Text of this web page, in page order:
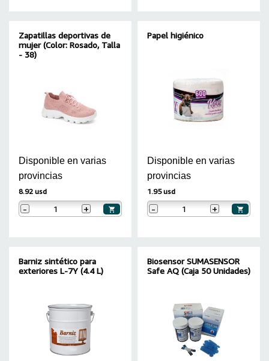
Zapatillas deportivas de
mujer (Color: Rosado, Talla
- 38)
Disponible en varias
provincias
8.92 usd
- +
Papel higiénico
Disponible en varias
provincias
1.95 usd
- +
Barniz sintético para
exteriores L-7Y (4.4 L)
Biosensor SUMASENSOR
Safe AQ (Caja 50 Unidades)